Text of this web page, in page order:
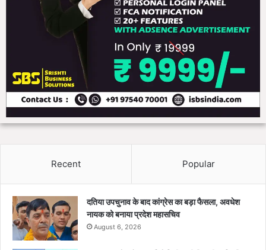
Recent Popular
दतिया उपचुनाव के बाद कांग्रेस का बड़ा फैसला, अवधेश
नायक को बनाया प्रदेश महासचिव
August 6, 2026